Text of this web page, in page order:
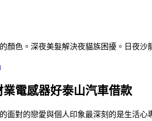
顏色。深夜美髮解決夜貓族困擾。日夜沙
電感器好泰山汽車借款
面對的戀愛與個人印象最深刻的是生活心